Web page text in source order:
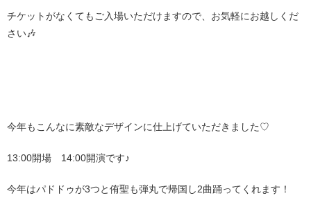
チケットがなくてもご入場いただけますので、お気軽にお越しくだ
さい🎶
今年もこんなに素敵なデザインに仕上げていただきました♡
13:00開場 14:00開演です♪
今年はパドドゥが3つと侑聖も弾丸で帰国し2曲踊ってくれます！